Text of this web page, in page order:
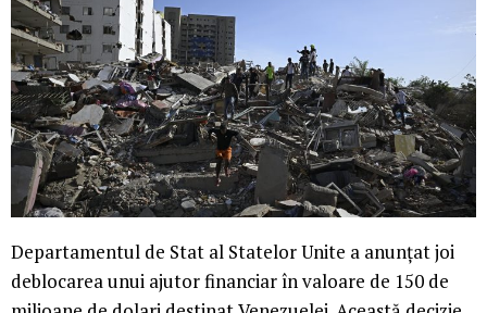
Departamentul de Stat al Statelor Unite a anunțat joi
deblocarea unui ajutor financiar în valoare de 150 de